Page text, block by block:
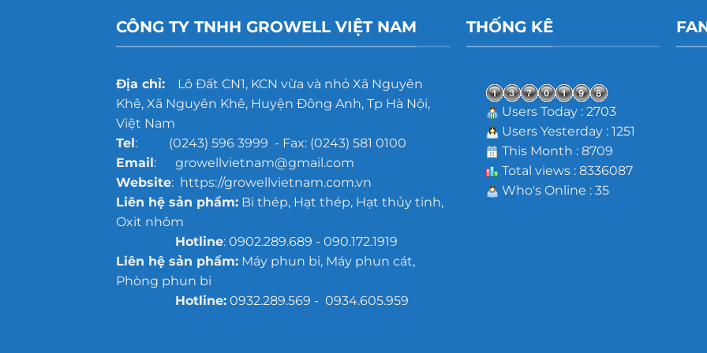
CÔNG TY TNHH GROWELL VIỆT NAM
Địa chỉ:Lô Đất CN1, KCN vừa và nhỏ Xã Nguyên
Khê, Xã Nguyên Khê, Huyện Đông Anh, Tp Hà Nội,
Việt Nam
Tel: (0243) 596 3999 - Fax: (0243) 581 0100
Email: growellvietnam@gmail.com
Website: https://growellvietnam.com.vn
Liên hệ sản phẩm:Bi thép, Hạt thép, Hạt thủy tinh,
Oxit nhôm
Hotline: 0902.289.689 - 090.172.1919
Liên hệ sản phẩm:Máy phun bi, Máy phun cát,
Phòng phun bi
Hotline:0932.289.569 - 0934.605.959
THỐNG KÊ
Users Today : 2703
Users Yesterday : 1251
This Month : 8709
Total views : 8336087
Who's Online : 35